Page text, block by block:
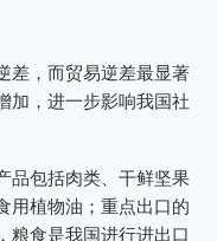
差，而贸易逆差最显著
加，进一步影响我国社
品包括肉类、干鲜坚果
用植物油；重点出口的
粮食是我国进行进出口